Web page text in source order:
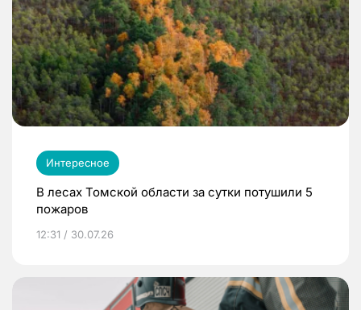
Интересное
В лесах Томской области за сутки потушили 5
пожаров
12:31 / 30.07.26